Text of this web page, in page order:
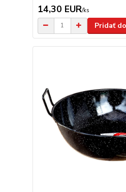
14,30 EUR/ks
Pridať